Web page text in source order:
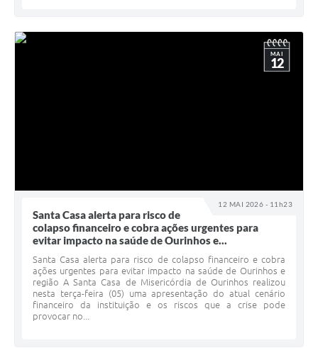
12 MAI 2026 - 11h23
MAI
12
Santa Casa alerta para risco de
colapso financeiro e cobra ações urgentes para
evitar impacto na saúde de Ourinhos e...
Santa Casa alerta para risco de colapso financeiro e cobra
ações urgentes para evitar impacto na saúde de Ourinhos e
região A Santa Casa de Misericórdia de Ourinhos realizou
nesta terça-feira (05) uma apresentação do atual cenário
financeiro da instituição e os riscos que a crise pode
provocar no...